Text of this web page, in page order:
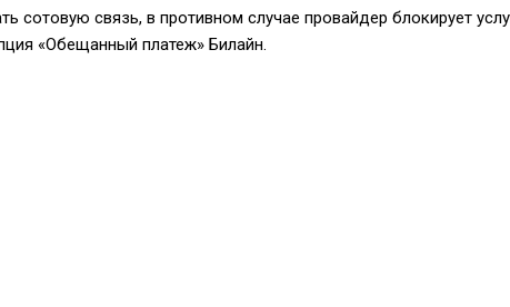
связь, в противном случае провайдер блокирует
«Обещанный платеж» Билайн.